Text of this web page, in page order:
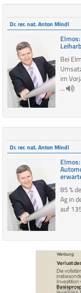
Dr. rer. nat. Anton Mindl
Bei
im
...
Dr. rer. nat. Anton Mindl
85 %
Ag in
auf